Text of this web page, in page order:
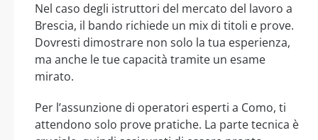
Nel caso degli istruttori del mercato del lavoro a
Brescia, il bando richiede un mix di titoli e prove.
Dovresti dimostrare non solo la tua esperienza,
ma anche le tue capacità tramite un esame
mirato.
Per l’assunzione di operatori esperti a Como, ti
attendono solo prove pratiche. La parte tecnica è